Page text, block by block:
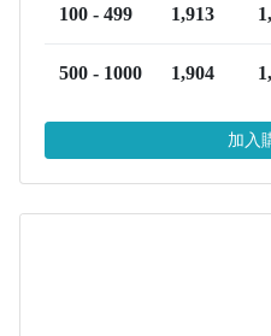
100 - 499 1,913
500 - 1000 1,904
加入